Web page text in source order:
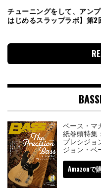
チューニングをして、アン
はじめるスラップラボ】第2
ベース・マ
紙巻頭特集
プレシジョ
ジョン・ベ
Amazonで